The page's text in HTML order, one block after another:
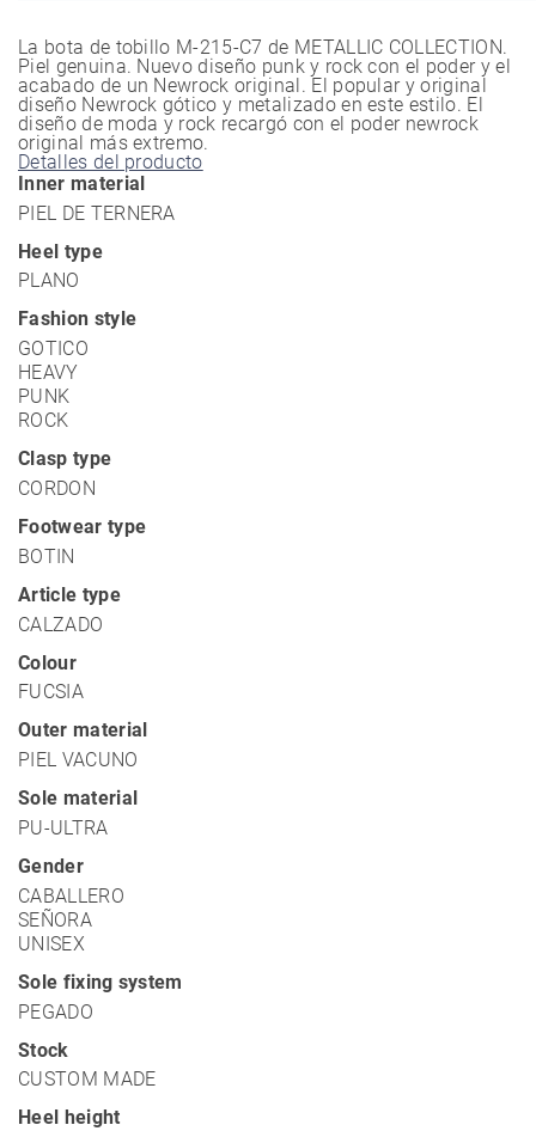
La bota de tobillo M-215-C7 de METALLIC COLLECTION.
Piel genuina. Nuevo diseño punk y rock con el poder y el
acabado de un Newrock original. El popular y original
diseño Newrock gótico y metalizado en este estilo. El
diseño de moda y rock recargó con el poder newrock
original más extremo.
Detalles del producto
Inner material
PIEL DE TERNERA
Heel type
PLANO
Fashion style
GOTICO
HEAVY
PUNK
ROCK
Clasp type
CORDON
Footwear type
BOTIN
Article type
CALZADO
Colour
FUCSIA
Outer material
PIEL VACUNO
Sole material
PU-ULTRA
Gender
CABALLERO
SEÑORA
UNISEX
Sole fixing system
PEGADO
Stock
CUSTOM MADE
Heel height